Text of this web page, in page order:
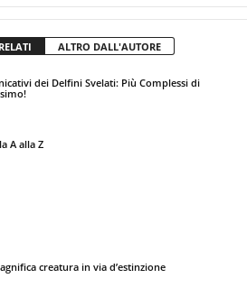
ALTRO DALL'AUTORE
dei Delfini Svelati: Più Complessi di
A alla Z
creatura in via d’estinzione